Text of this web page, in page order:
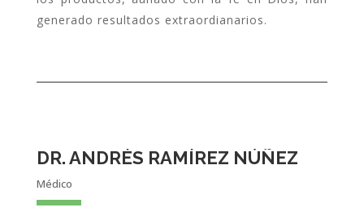
generado resultados extraordianarios.
DR. ANDRÉS RAMÍREZ NÚÑEZ
Médico